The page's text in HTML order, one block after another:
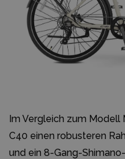
Im Vergleich zum Modell
C40 einen robusteren
und ein 8-Gang-